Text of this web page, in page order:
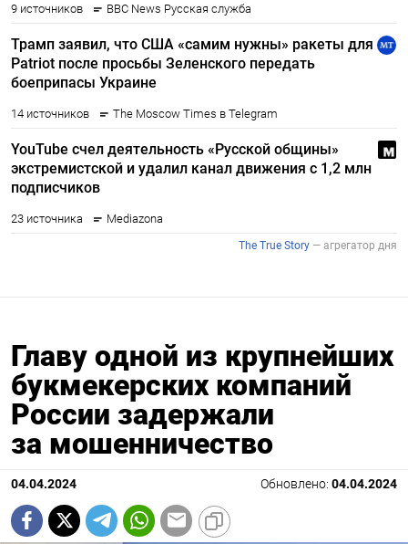
Главу одной из крупнейших
букмекерских компаний
России задержали
за мошенничество
04.04.2024 Обновлено: 04.04.2024